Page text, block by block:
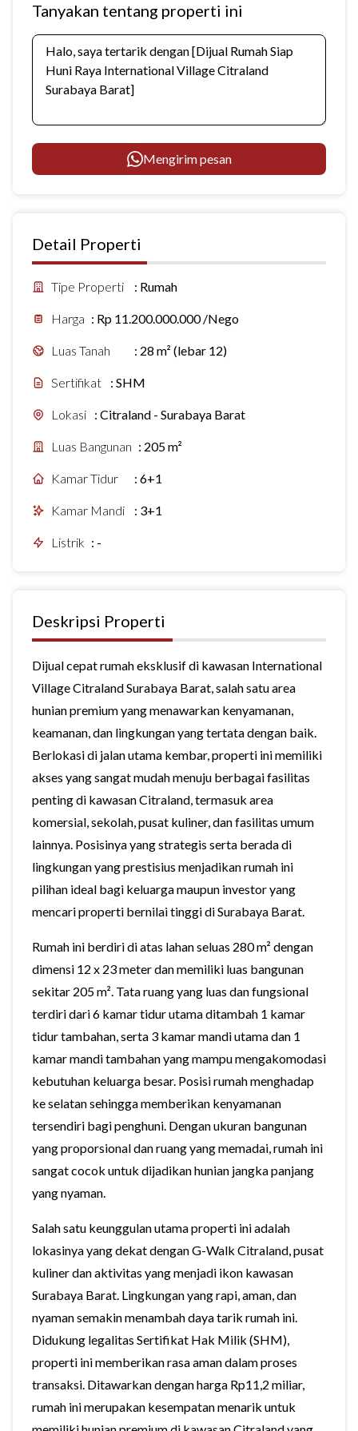
Tanyakan tentang properti ini
Mengirim pesan
Detail Properti
Tipe Properti : Rumah
Harga : Rp 11.200.000.000 /Nego
Luas Tanah : 28 m² (lebar 12)
Sertifikat : SHM
Lokasi : Citraland - Surabaya Barat
Luas Bangunan : 205 m²
Kamar Tidur : 6+1
Kamar Mandi : 3+1
Listrik : -
Deskripsi Properti
Dijual cepat rumah eksklusif di kawasan International
Village Citraland Surabaya Barat, salah satu area
hunian premium yang menawarkan kenyamanan,
keamanan, dan lingkungan yang tertata dengan baik.
Berlokasi di jalan utama kembar, properti ini memiliki
akses yang sangat mudah menuju berbagai fasilitas
penting di kawasan Citraland, termasuk area
komersial, sekolah, pusat kuliner, dan fasilitas umum
lainnya. Posisinya yang strategis serta berada di
lingkungan yang prestisius menjadikan rumah ini
pilihan ideal bagi keluarga maupun investor yang
mencari properti bernilai tinggi di Surabaya Barat.
Rumah ini berdiri di atas lahan seluas 280 m² dengan
dimensi 12 x 23 meter dan memiliki luas bangunan
sekitar 205 m². Tata ruang yang luas dan fungsional
terdiri dari 6 kamar tidur utama ditambah 1 kamar
tidur tambahan, serta 3 kamar mandi utama dan 1
kamar mandi tambahan yang mampu mengakomodasi
kebutuhan keluarga besar. Posisi rumah menghadap
ke selatan sehingga memberikan kenyamanan
tersendiri bagi penghuni. Dengan ukuran bangunan
yang proporsional dan ruang yang memadai, rumah ini
sangat cocok untuk dijadikan hunian jangka panjang
yang nyaman.
Salah satu keunggulan utama properti ini adalah
lokasinya yang dekat dengan G-Walk Citraland, pusat
kuliner dan aktivitas yang menjadi ikon kawasan
Surabaya Barat. Lingkungan yang rapi, aman, dan
nyaman semakin menambah daya tarik rumah ini.
Didukung legalitas Sertifikat Hak Milik (SHM),
properti ini memberikan rasa aman dalam proses
transaksi. Ditawarkan dengan harga Rp11,2 miliar,
rumah ini merupakan kesempatan menarik untuk